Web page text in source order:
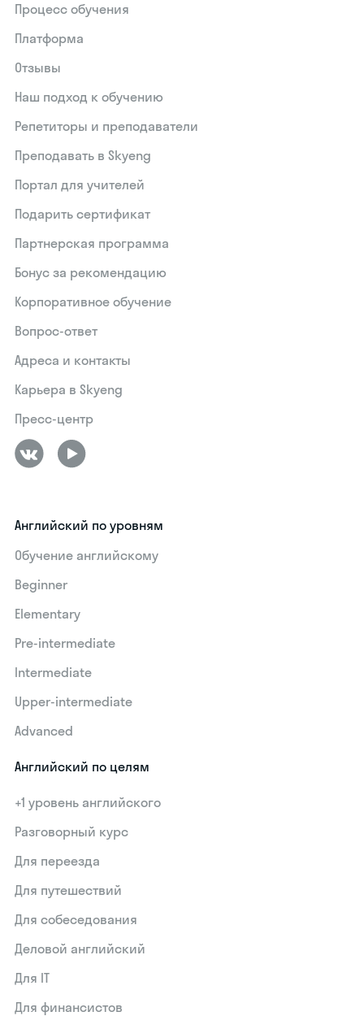
Процесс обучения
Платформа
Отзывы
Наш подход к обучению
Репетиторы и преподаватели
Преподавать в Skyeng
Портал для учителей
Подарить сертификат
Партнерская программа
Бонус за рекомендацию
Корпоративное обучение
Вопрос-ответ
Адреса и контакты
Карьера в Skyeng
Пресс-центр
Английский по уровням
Обучение английскому
Beginner
Elementary
Pre-intermediate
Intermediate
Upper-intermediate
Advanced
Английский по целям
+1 уровень английского
Разговорный курс
Для переезда
Для путешествий
Для собеседования
Деловой английский
Для IT
Для финансистов